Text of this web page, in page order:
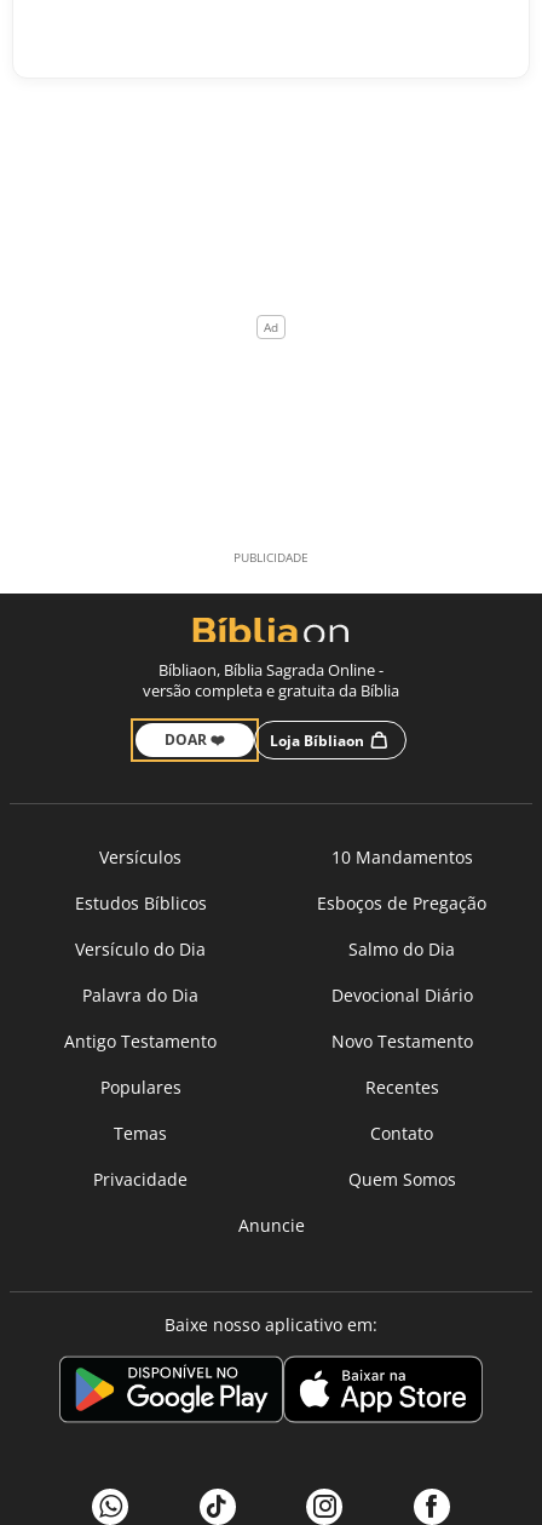
Bíbliaon, Bíblia Sagrada Online -
versão completa e gratuita da Bíblia
DOAR ❤️ Loja Bíbliaon
Versículos
10 Mandamentos
Estudos Bíblicos
Esboços de Pregação
Versículo do Dia
Salmo do Dia
Palavra do Dia
Devocional Diário
Antigo Testamento
Novo Testamento
Populares
Recentes
Temas
Contato
Privacidade
Quem Somos
Anuncie
Baixe nosso aplicativo em: